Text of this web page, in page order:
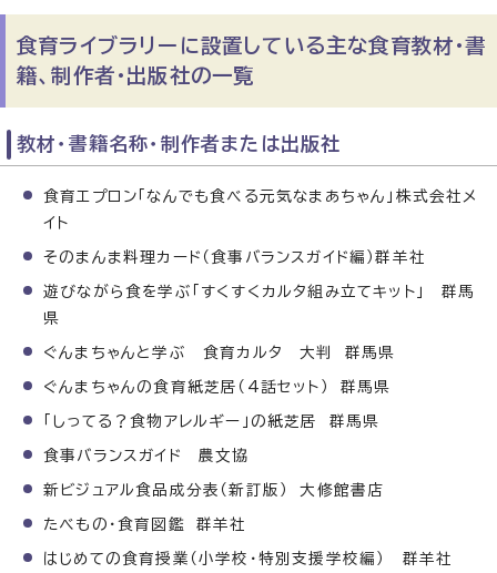
食育ライブラリーに設置している主な食育教材・書
籍、制作者・出版社の一覧
教材・書籍名称・制作者または出版社
食育エプロン「なんでも食べる元気なまあちゃん」株式会社メ
イト
そのまんま料理カード（食事バランスガイド編）群羊社
遊びながら食を学ぶ「すくすくカルタ組み立てキット」 群馬
県
ぐんまちゃんと学ぶ 食育カルタ 大判 群馬県
ぐんまちゃんの食育紙芝居（4話セット） 群馬県
「しってる？食物アレルギー」の紙芝居 群馬県
食事バランスガイド 農文協
新ビジュアル食品成分表（新訂版） 大修館書店
たべもの・食育図鑑 群羊社
はじめての食育授業（小学校・特別支援学校編） 群羊社